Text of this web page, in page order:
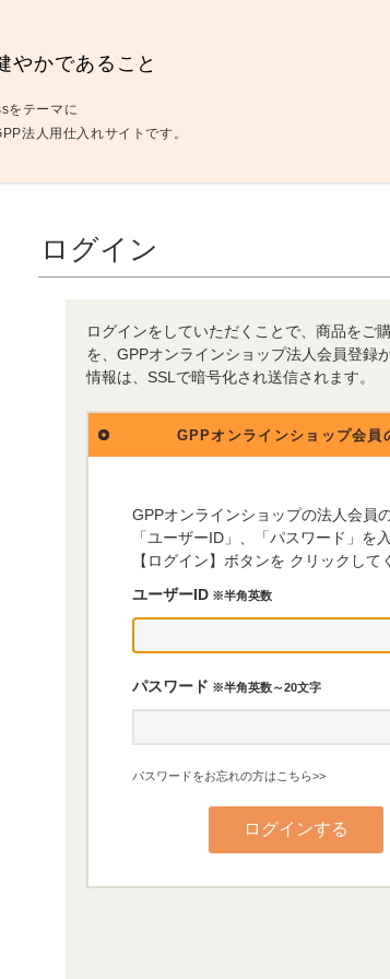
やかであること
をテーマに
法人用仕入れサイトです。
ログイン
ログインをしていただくことで、商品をご
を、GPPオンラインショップ法人会員登
情報は、SSLで暗号化され送信されます。
GPPオンラインショップ会員
GPPオンラインショップの法人会員の
「ユーザーID」、「パスワード」を入
【ログイン】ボタンを クリックして
ユーザーID ※半角英数
パスワード ※半角英数～20文字
パスワードをお忘れの方はこちら>>